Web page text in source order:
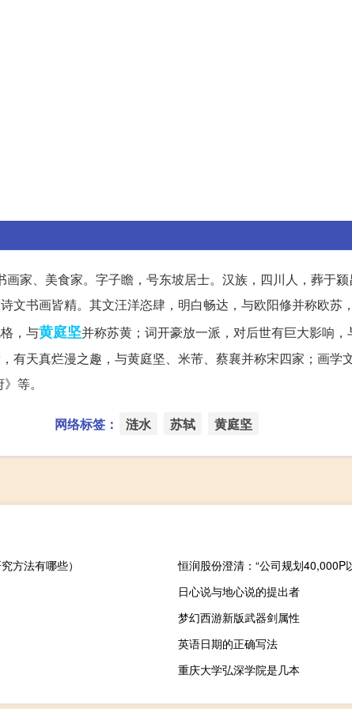
家、美食家。字子瞻，号东坡居士。汉族，四川人，葬于颍
文书画皆精。其文汪洋恣肆，明白畅达，与欧阳修并称欧苏
，与黄庭坚并称苏黄；词开豪放一派，对后世有巨大影响
有天真烂漫之趣，与黄庭坚、米芾、蔡襄并称宋四家；画学
等。
网络标签： 涟水 苏轼 黄庭坚
方法有哪些）
日心说与地心说的提出者
梦幻西游新版武器剑属性
英语日期的正确写法
重庆大学弘深学院是几本